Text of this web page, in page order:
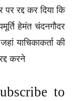
रद्द कर दिया कि
हेमंत चंदनगौदर
याचिकाकर्ता की
करने
to